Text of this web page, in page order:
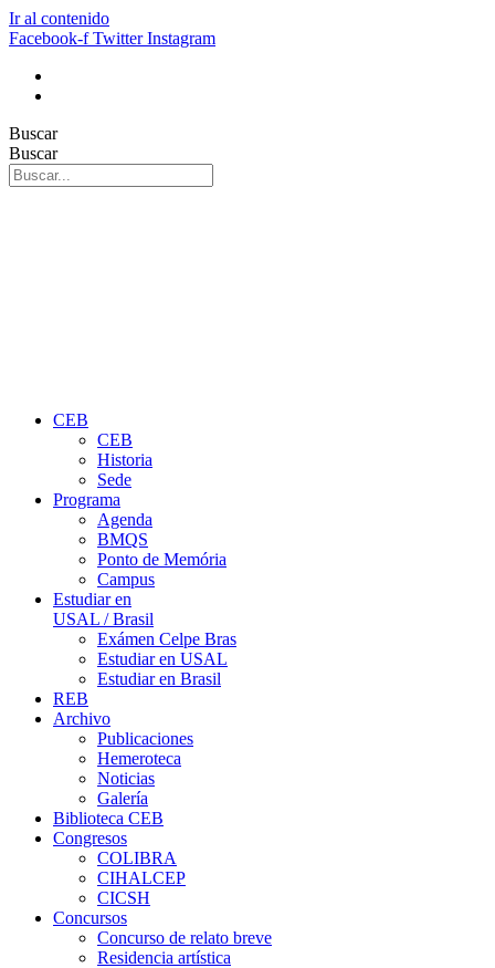
Ir al contenido
Facebook-f Twitter Instagram
Buscar
Buscar
CEB
CEB
Historia
Sede
Programa
Agenda
BMQS
Ponto de Memória
Campus
Estudiar en
USAL / Brasil
Exámen Celpe Bras
Estudiar en USAL
Estudiar en Brasil
REB
Archivo
Publicaciones
Hemeroteca
Noticias
Galería
Biblioteca CEB
Congresos
COLIBRA
CIHALCEP
CICSH
Concursos
Concurso de relato breve
Residencia artística